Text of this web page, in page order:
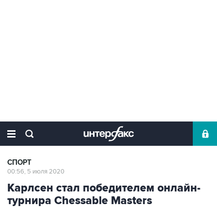
СПОРТ
00:56, 5 июля 2020
Карлсен стал победителем онлайн-
турнира Chessable Masters